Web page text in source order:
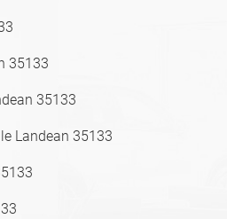
35133
35133
Landean 35133